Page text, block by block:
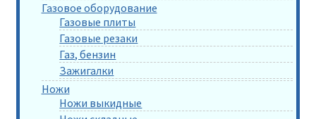
Газовое оборудование
Газовые плиты
Газовые резаки
Газ, бензин
Зажигалки
Ножи
Ножи выкидные